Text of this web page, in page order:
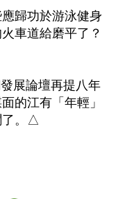
歸功於游泳健身
車道給磨平了？
展論壇再提八年
的江有「年輕」
了。△